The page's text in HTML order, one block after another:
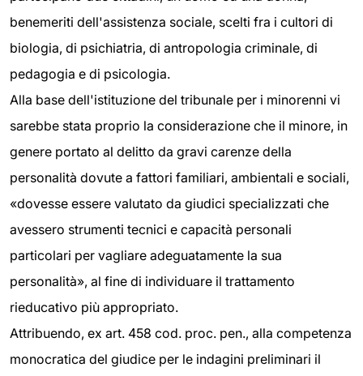
benemeriti dell'assistenza sociale, scelti fra i cultori di
biologia, di psichiatria, di antropologia criminale, di
pedagogia e di psicologia.
Alla base dell'istituzione del tribunale per i minorenni vi
sarebbe stata proprio la considerazione che il minore, in
genere portato al delitto da gravi carenze della
personalità dovute a fattori familiari, ambientali e sociali,
«dovesse essere valutato da giudici specializzati che
avessero strumenti tecnici e capacità personali
particolari per vagliare adeguatamente la sua
personalità», al fine di individuare il trattamento
rieducativo più appropriato.
Attribuendo, ex art. 458 cod. proc. pen., alla competenza
monocratica del giudice per le indagini preliminari il